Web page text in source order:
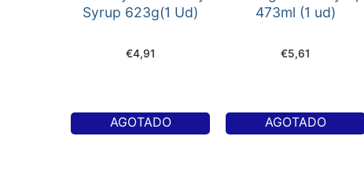
Syrup 623g(1 Ud)
€4,91
AGOTADO
473ml (1 ud)
€5,61
AGOTADO